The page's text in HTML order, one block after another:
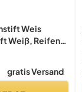
Weis
Weiß, Reifen
Reifenmarker
Glas, Holz,
gratis Versand